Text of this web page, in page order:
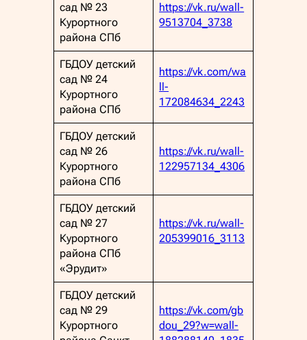
сад № 23
Курортного
района СПб
https://vk.ru/wall-
9513704_3738
ГБДОУ детский
сад № 24
Курортного
района СПб
https://vk.com/wa
ll-
172084634_2243
ГБДОУ детский
сад № 26
Курортного
района СПб
https://vk.ru/wall-
122957134_4306
ГБДОУ детский
сад № 27
Курортного
района СПб
«Эрудит»
https://vk.ru/wall-
205399016_3113
ГБДОУ детский
сад № 29
Курортного
https://vk.com/gb
dou_29?w=wall-